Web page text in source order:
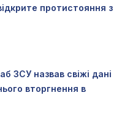
протистояння з
ЗСУ назвав свіжі дані
вторгнення в